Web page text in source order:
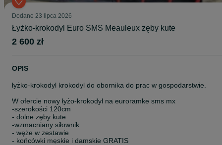
Dodane 23 lipca 2026
Łyżko-krokodyl Euro SMS Meauleux zęby kute
2 600 zł
OPIS
łyżko-krokodyl krokodyl do obornika do prac w gospodarstwie.
W ofercie nowy łyżo-krokodyl na euroramke sms mx
-szerokości 120cm
- dolne zęby kute
-wzmacniany siłownik
- węże w zestawie
- końcówki męskie i damskie GRATIS